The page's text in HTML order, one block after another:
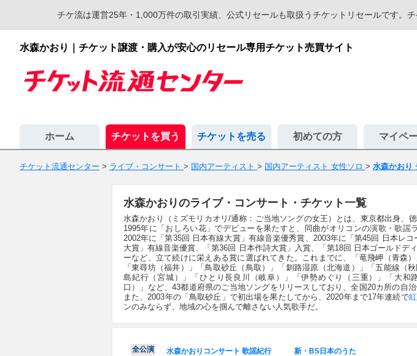
チケ流は運営25年・1,000万件の取引実績、公式リセールも取扱うチケットリセールです。
水森かおり｜チケット譲渡・購入が安心のリセール専用チケット売買サイト
ホーム チケットを買う チケットを売る 初めての方 マイペ
チケット流通センター > ライブ・コンサート > 国内アーティスト > 国内アーティスト 女性ソロ > 水森かおり
水森かおりのライブ・コンサート・チケット一覧
水森かおり（ミズモリカオリ/通称：ご当地ソングの女王）とは、東京都出身、
1995年に「おしろい花」でデビューを果たすと、同曲がオリコンの演歌・歌謡
2002年に「第35回 日本有線大賞」有線音楽優秀賞、2003年に「第45回 日本レ
大賞」有線音楽優賞、「第36回 日本作詩大賞」入賞、「第18回 日本ゴールドデ
ーなど、立て続けに栄えある賞に選ばれてきた。これまでに、「竜飛岬（青森
「東尋坊（福井）」「鳥取砂丘（鳥取）」「釧路湿原（北海道）」「五能線（
島紀行（宮城）」「ひとり長良川（岐阜）」「伊勢めぐり（三重）」「大和
口）」など、43都道府県のご当地ソングをリリースしており、全国20カ所の自
また、2003年の「鳥取砂丘」で初出場を果たしてから、2020年まで17年連続で
ンのみならず、地域の心を掴んで離さない人気歌手だ。
全公演 水森かおりコンサート 歌謡紀行 新・BS日本のうた